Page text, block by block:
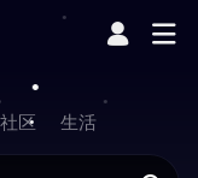
社区 生活